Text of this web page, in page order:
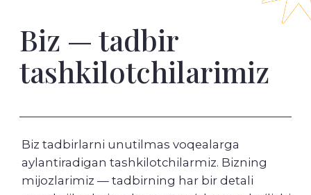
Biz tadbirlarni unutilmas voqealarga
aylantiradigan tashkilotchilarmiz. Bizning
mijozlarimiz — tadbirning har bir detali
uchun ishlaymiz.
Ortamizda o‘nlab muvaffaqiyatli loyihalar va
minglab mamnun mehmonlar bor. Biz o‘z
ishimizni yaxshi ko‘ramiz va doimo bizdan